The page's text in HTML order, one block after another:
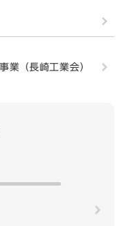
業（長崎工業会）